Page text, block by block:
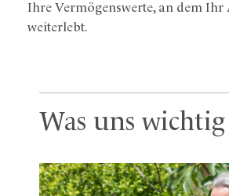
Ihre Vermögenswerte, an dem Ihr
weiterlebt.
Was uns